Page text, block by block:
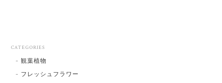
CATEGORIES
観葉植物
フレッシュフラワー